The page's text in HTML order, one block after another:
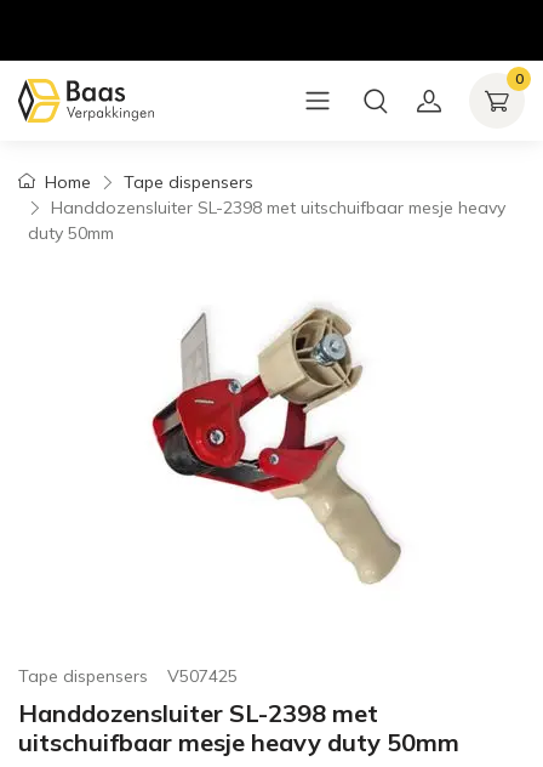
0
Home
Tape dispensers
Handdozensluiter SL-2398 met uitschuifbaar mesje heavy
duty 50mm
Tape dispensers V507425
Handdozensluiter SL-2398 met
uitschuifbaar mesje heavy duty 50mm